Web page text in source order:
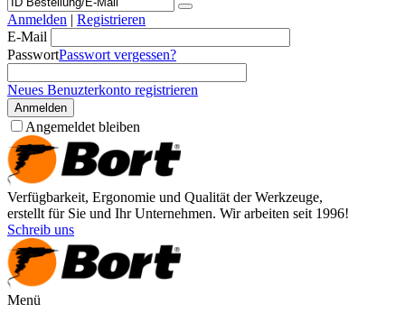
Anmelden | Registrieren
E-Mail
PasswortPasswort vergessen?
Neues Benuzterkonto registrieren
Anmelden
Angemeldet bleiben
Verfügbarkeit, Ergonomie und Qualität der Werkzeuge,
erstellt für Sie und Ihr Unternehmen. Wir arbeiten seit 1996!
Schreib uns
Menü